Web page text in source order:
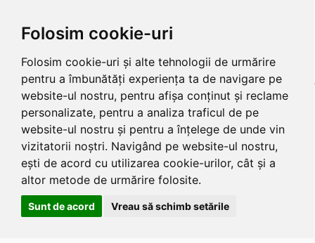
Folosim cookie-uri
Folosim cookie-uri și alte tehnologii de urmărire
pentru a îmbunătăți experiența ta de navigare pe
website-ul nostru, pentru afișa conținut și reclame
personalizate, pentru a analiza traficul de pe
website-ul nostru și pentru a înțelege de unde vin
vizitatorii noștri. Navigând pe website-ul nostru,
ești de acord cu utilizarea cookie-urilor, cât și a
altor metode de urmărire folosite.
Sunt de acord Vreau să schimb setările